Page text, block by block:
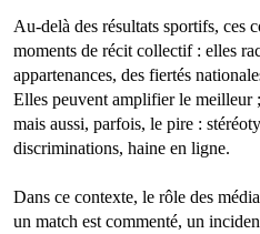
Au-delà des résultats sportifs, ces
moments de récit collectif : elles
appartenances, des fiertés
Elles peuvent amplifier le meilleur
mais aussi, parfois, le pire :
discriminations, haine en ligne.
Dans ce contexte, le rôle des
un match est commenté, un